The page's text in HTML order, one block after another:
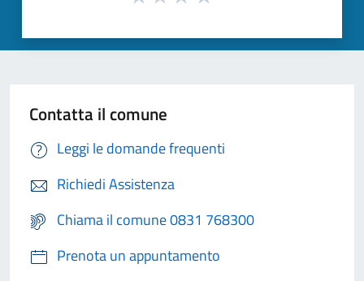
Contatta il comune
Leggi le domande frequenti
Richiedi Assistenza
Chiama il comune 0831 768300
Prenota un appuntamento